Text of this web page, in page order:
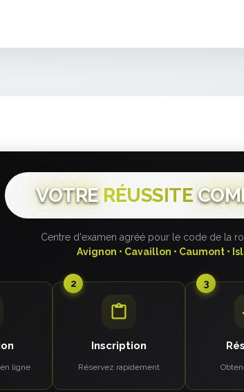
VOTRE RÉUSSITE
Centre d'examen agréé pour le code de la
Avignon • Cavaillon • Caumont •
ligne
2
Inscription
Réservez rapidement
3